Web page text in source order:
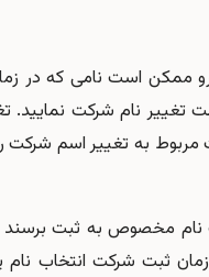
ممکن است نامی که در
نام شرکت نمایید.
به تغییر اسم شرکت
نام مخصوص به ثبت
ثبت شرکت انتخاب